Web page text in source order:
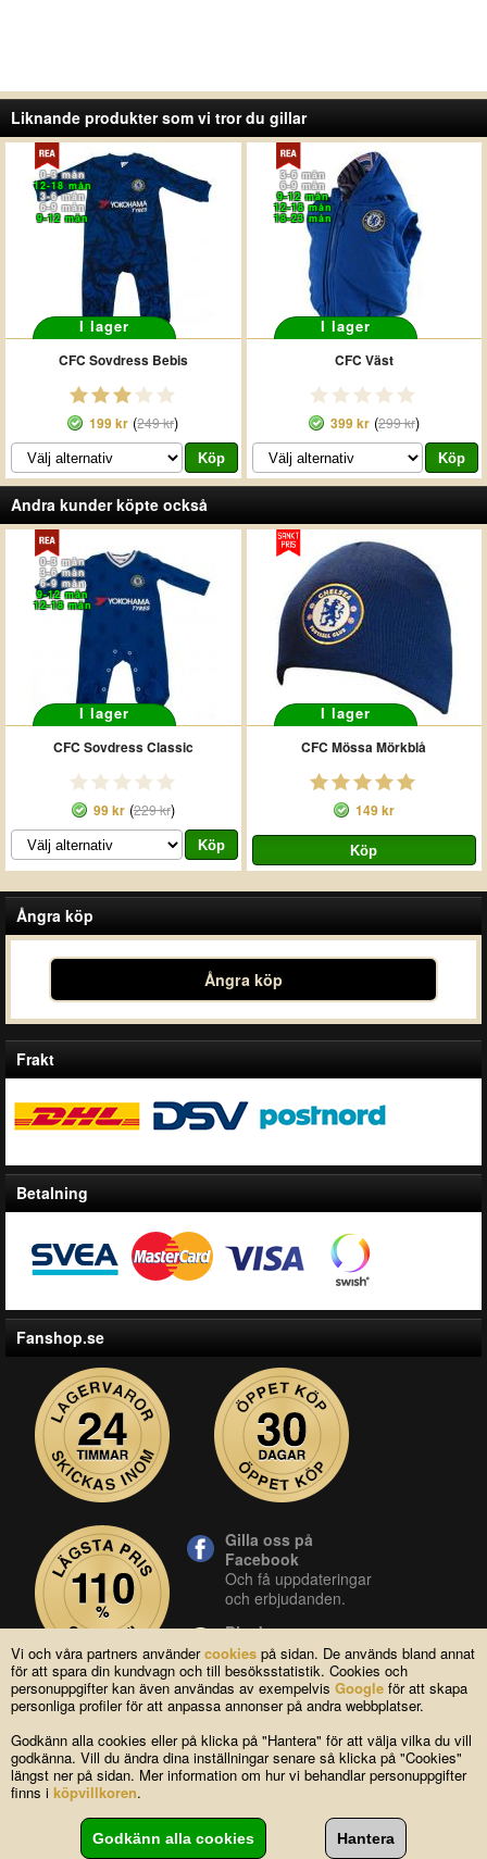
Vi och våra partners användercookies på sidan. De används bland annat
för att spara din kundvagn och till besöksstatistik. Cookies och
personuppgifter kan även användas av exempelvis Google för att skapa
personliga profiler för att anpassa annonser på andra webbplatser.
Godkänn alla cookies eller på klicka på "Hantera" för att välja vilka du vill
godkänna. Vill du ändra dina inställningar senare så klicka på "Cookies"
längst ner på sidan. Mer information om hur vi behandlar personuppgifter
finns i köpvillkoren.
Liknande produkter som vi tror du gillar
0-3 mån
12-18 mån
3-6 mån
6-9 mån
9-12 mån
I lager
CFC Sovdress Bebis
199 kr (249 kr)
3-6 mån
6-9 mån
9-12 mån
12-18 mån
18-23 mån
I lager
CFC Väst
399 kr(299 kr)
Andra kunder köpte också
0-3 mån
3-6 mån
6-9 mån
9-12 mån
12-18 mån
I lager
CFC Sovdress Classic
99 kr(229 kr)
I lager
CFC Mössa Mörkblå
149 kr
Ångra köp
Ångra köp
Frakt
Betalning
Fanshop.se
Gilla oss på
Facebook
Och få uppdateringar
och erbjudanden.
Blocket
Vår butik på blocket.
YouTube
Se våra produkter live
Copyright © 2004-2026 Lagsidan AB
FAQ|Om oss|Köpvillkor|Cookies |Kontakta oss